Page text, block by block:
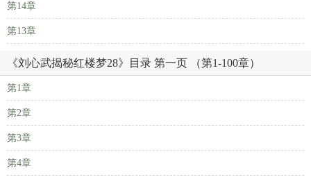
第14章
第13章
《刘心武揭秘红楼梦28》目录 第一页 （第1-100章）
第1章
第2章
第3章
第4章